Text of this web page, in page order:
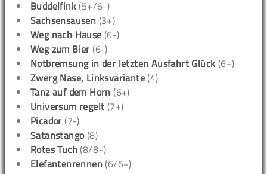
Buddelfink (5+/6-)
Sachsensausen (3+)
Weg nach Hause (6-)
Weg zum Bier (6-)
Notbremsung in der letzten Ausfahrt Glück (6+)
Zwerg Nase, Linksvariante (4)
Tanz auf dem Horn (6+)
Universum regelt (7+)
Picador (7-)
Satanstango(8)
Rotes Tuch (8/8+)
Elefantenrennen (6/6+)